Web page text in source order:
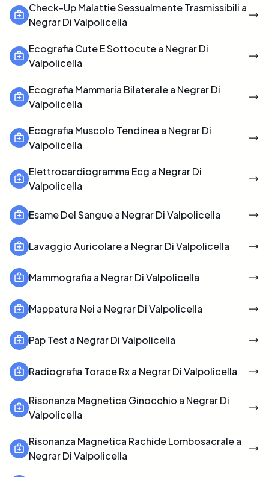
Check-Up Malattie Sessualmente Trasmissibili a
Negrar Di Valpolicella
Ecografia Cute E Sottocute a Negrar Di
Valpolicella
Ecografia Mammaria Bilaterale a Negrar Di
Valpolicella
Ecografia Muscolo Tendinea a Negrar Di
Valpolicella
Elettrocardiogramma Ecg a Negrar Di
Valpolicella
Esame Del Sangue a Negrar Di Valpolicella
Lavaggio Auricolare a Negrar Di Valpolicella
Mammografia a Negrar Di Valpolicella
Mappatura Nei a Negrar Di Valpolicella
Pap Test a Negrar Di Valpolicella
Radiografia Torace Rx a Negrar Di Valpolicella
Risonanza Magnetica Ginocchio a Negrar Di
Valpolicella
Risonanza Magnetica Rachide Lombosacrale a
Negrar Di Valpolicella